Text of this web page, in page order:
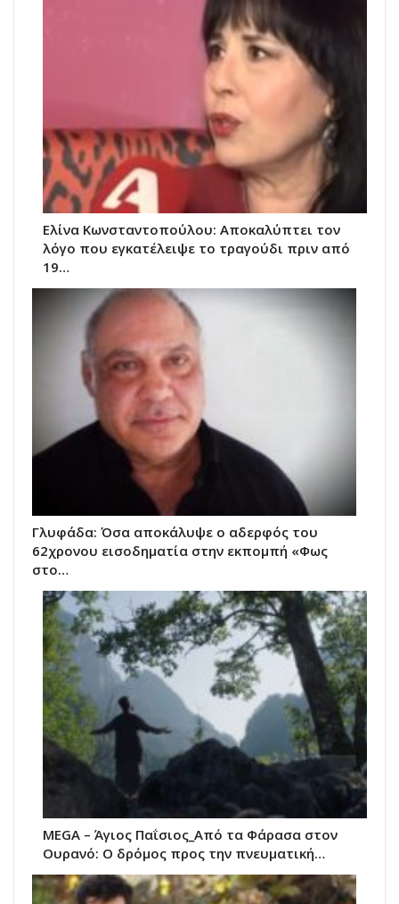
Ελίνα Κωνσταντοπούλου: Αποκαλύπτει τον
λόγο που εγκατέλειψε το τραγούδι πριν από
19…
Γλυφάδα: Όσα αποκάλυψε ο αδερφός του
62χρονου εισοδηματία στην εκπομπή «Φως
στο…
MEGA – Άγιος Παΐσιος_Από τα Φάρασα στον
Ουρανό: Ο δρόμος προς την πνευματική…